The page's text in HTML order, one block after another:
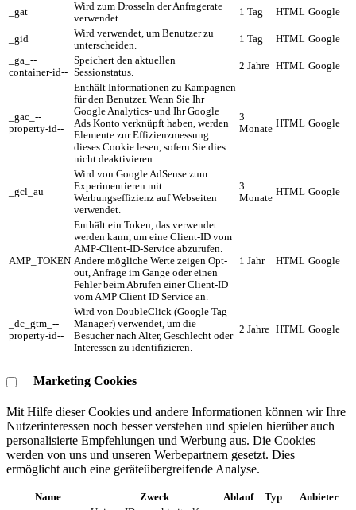
_gat
Wird zum Drosseln der Anfragerate
verwendet.
1 Tag HTML Google
_gid
Wird verwendet, um Benutzer zu
unterscheiden.
1 Tag HTML Google
_ga_--
container-id--
Speichert den aktuellen
Sessionstatus.
2 Jahre HTML Google
_gac_--
property-id--
Enthält Informationen zu Kampagnen
für den Benutzer. Wenn Sie Ihr
Google Analytics- und Ihr Google
Ads Konto verknüpft haben, werden
Elemente zur Effizienzmessung
dieses Cookie lesen, sofern Sie dies
nicht deaktivieren.
3
Monate HTML Google
_gcl_au
Wird von Google AdSense zum
Experimentieren mit
Werbungseffizienz auf Webseiten
verwendet.
3
Monate
HTML Google
AMP_TOKEN
Enthält ein Token, das verwendet
werden kann, um eine Client-ID vom
AMP-Client-ID-Service abzurufen.
Andere mögliche Werte zeigen Opt-
out, Anfrage im Gange oder einen
Fehler beim Abrufen einer Client-ID
vom AMP Client ID Service an.
1 Jahr HTML Google
_dc_gtm_--
property-id--
Wird von DoubleClick (Google Tag
Manager) verwendet, um die
Besucher nach Alter, Geschlecht oder
Interessen zu identifizieren.
2 Jahre HTML Google
Marketing Cookies
Mit Hilfe dieser Cookies und andere Informationen können wir Ihre
Nutzerinteressen noch besser verstehen und spielen hierüber auch
personalisierte Empfehlungen und Werbung aus. ​Die Cookies
werden von uns und unseren Werbepartnern gesetzt. Dies
ermöglicht auch eine geräteübergreifende Analyse.
Name Zweck Ablauf Typ Anbieter